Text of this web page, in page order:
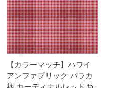
【カラーマッチ】ハワイ
アンファブリック パラカ